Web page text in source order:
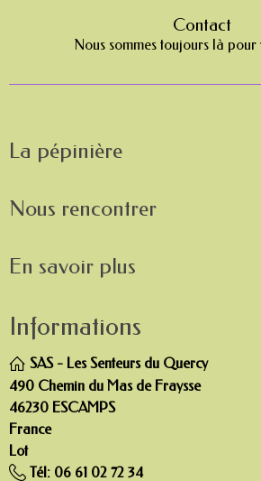
Contact
Nous sommes toujours là pour
La pépinière
Nous rencontrer
En savoir plus
Informations
SAS - Les Senteurs du Quercy
490 Chemin du Mas de Fraysse
46230 ESCAMPS
France
Lot
Tél: 06 61 02 72 34